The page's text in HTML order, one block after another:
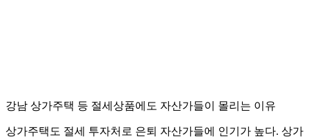
강남 상가주택 등 절세상품에도 자산가들이 몰리는 이유
상가주택도 절세 투자처로 은퇴 자산가들에 인기가 높다. 상가